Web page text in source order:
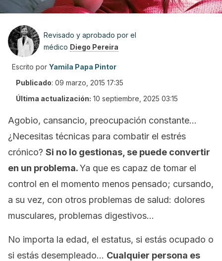
Revisado y aprobado por el
médico Diego Pereira
Escrito por Yamila Papa Pintor
Publicado: 09 marzo, 2015 17:35
Última actualización: 10 septiembre, 2025 03:15
Agobio, cansancio, preocupación constante…
¿Necesitas técnicas para combatir el estrés
crónico? Si no lo gestionas, se puede convertir
en un problema.Ya que es capaz de tomar el
control en el momento menos pensado; cursando,
a su vez, con otros problemas de salud: dolores
musculares, problemas digestivos…
No importa la edad, el estatus, si estás ocupado o
si estás desempleado… Cualquier persona es